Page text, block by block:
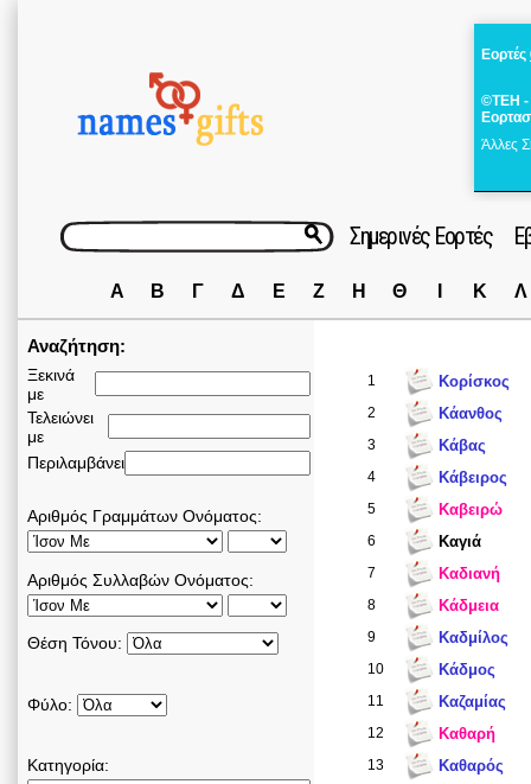
Εορτές
©ΤΕΗ -
Άλλες
Σημερινές Εορτές
Α Β Γ Δ Ε Ζ Η Θ Κ Λ
Αναζήτηση:
Ξεκινά
με
Τελειώνει
με
Περιλαμβάνει
Αριθμός Γραμμάτων Ονόματος:
Αριθμός Συλλαβών Ονόματος:
Θέση Τόνου:
Φύλο:
Κατηγορία:
1 Κoρίσκος
2 Κάανθος
3 Κάβας
4 Κάβειρος
5 Καβειρώ
6 Καγιά
7 Καδιανή
8 Κάδμεια
9 Καδμίλος
10 Κάδμος
11 Καζαμίας
12 Καθαρή
13 Καθαρός